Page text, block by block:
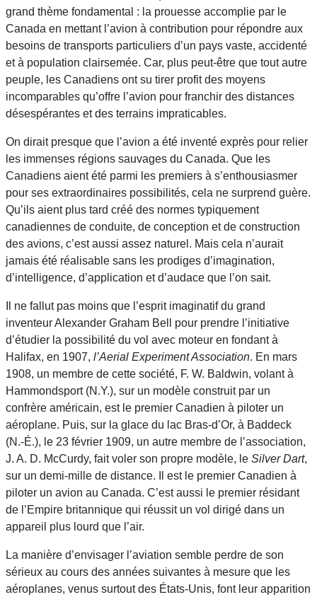
grand thème fondamental : la prouesse accomplie par le
Canada en mettant l’avion à contribution pour répondre aux
besoins de transports particuliers d’un pays vaste, accidenté
et à population clairsemée. Car, plus peut-être que tout autre
peuple, les Canadiens ont su tirer profit des moyens
incomparables qu’offre l’avion pour franchir des distances
désespérantes et des terrains impraticables.
On dirait presque que l’avion a été inventé exprès pour relier
les immenses régions sauvages du Canada. Que les
Canadiens aient été parmi les premiers à s’enthousiasmer
pour ses extraordinaires possibilités, cela ne surprend guère.
Qu’ils aient plus tard créé des normes typiquement
canadiennes de conduite, de conception et de construction
des avions, c’est aussi assez naturel. Mais cela n’aurait
jamais été réalisable sans les prodiges d’imagination,
d’intelligence, d’application et d’audace que l’on sait.
Il ne fallut pas moins que l’esprit imaginatif du grand
inventeur Alexander Graham Bell pour prendre l’initiative
d’étudier la possibilité du vol avec moteur en fondant à
Halifax, en 1907, l’Aerial Experiment Association. En mars
1908, un membre de cette société, F. W. Baldwin, volant à
Hammondsport (N.Y.), sur un modèle construit par un
confrère américain, est le premier Canadien à piloter un
aéroplane. Puis, sur la glace du lac Bras-d’Or, à Baddeck
(N.-É.), le 23 février 1909, un autre membre de l’association,
J. A. D. McCurdy, fait voler son propre modèle, le Silver Dart,
sur un demi-mille de distance. Il est le premier Canadien à
piloter un avion au Canada. C’est aussi le premier résidant
de l’Empire britannique qui réussit un vol dirigé dans un
appareil plus lourd que l’air.
La manière d’envisager l’aviation semble perdre de son
sérieux au cours des années suivantes à mesure que les
aéroplanes, venus surtout des États-Unis, font leur apparition